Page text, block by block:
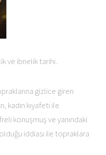
ve ibnelik tarihi..
gizlice giren
kadın kıyafeti ile
konuşmuş ve yanındaki
iddiası ile topraklara